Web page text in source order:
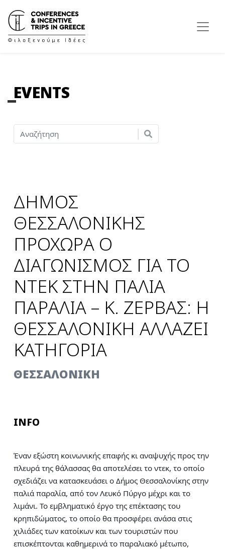
EVENTS
ΔΗΜΟΣ
ΘΕΣΣΑΛΟΝΙΚΗΣ
ΠΡΟΧΩΡΑ Ο
ΔΙΑΓΩΝΙΣΜΟΣ ΓΙΑ ΤΟ
ΝΤΕΚ ΣΤΗΝ ΠΑΛΙΑ
ΠΑΡΑΛΙΑ – Κ. ΖΕΡΒΑΣ: Η
ΘΕΣΣΑΛΟΝΙΚΗ ΑΛΛΑΖΕΙ
ΚΑΤΗΓΟΡΙΑ
ΘΕΣΣΑΛΟΝΙΚΗ
INFO
Έναν εξώστη κοινωνικής επαφής κι αναψυχής προς την
πλευρά της θάλασσας θα αποτελέσει το ντεκ, το οποίο
σχεδιάζει να κατασκευάσει ο Δήμος Θεσσαλονίκης στην
παλιά παραλία, από τον Λευκό Πύργο μέχρι και το
λιμάνι. Το εμβληματικό έργο της επέκτασης του
κρηπιδώματος, το οποίο θα προσφέρει ανάσα στις
χιλιάδες των κατοίκων και των τουριστών που
επισκέπτονται καθημερινά το παραλιακό μέτωπο,